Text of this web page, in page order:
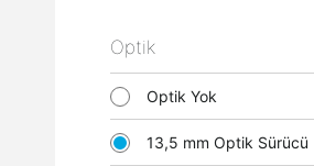
Optik
Optik Yok
13,5 mm Optik Sürücü